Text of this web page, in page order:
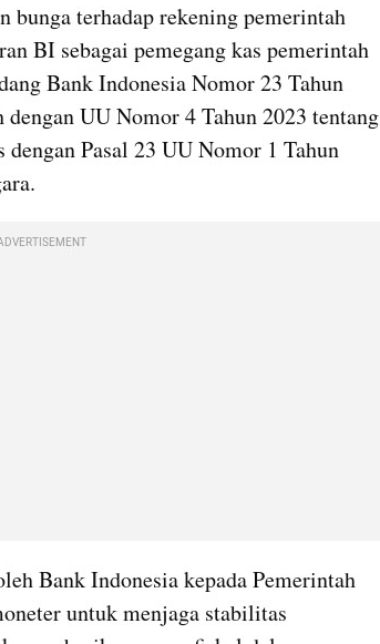
bunga terhadap rekening pemerintah
BI sebagai pemegang kas pemerintah
Bank Indonesia Nomor 23 Tahun
UU Nomor 4 Tahun 2023 tentang
Pasal 23 UU Nomor 1 Tahun
Bank Indonesia kepada Pemerintah
untuk menjaga stabilitas